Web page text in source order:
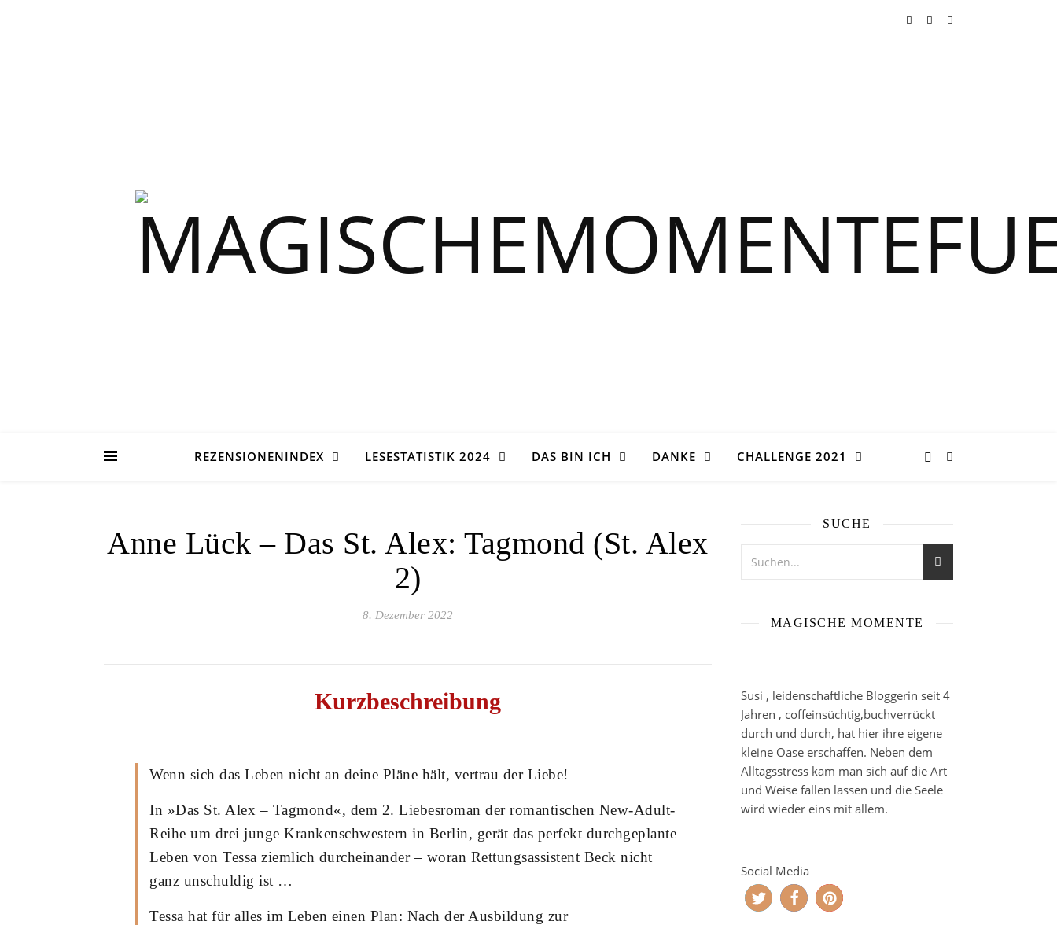
REZENSIONENINDEX LESESTATISTIK 2024 DAS BIN ICH DANKE CHALLENGE 2021
Anne Lück – Das St. Alex: Tagmond (St. Alex
2)
8. Dezember 2022
Kurzbeschreibung
Wenn sich das Leben nicht an deine Pläne hält, vertrau der Liebe!
In »Das St. Alex – Tagmond«, dem 2. Liebesroman der romantischen New-Adult-
Reihe um drei junge Krankenschwestern in Berlin, gerät das perfekt durchgeplante
Leben von Tessa ziemlich durcheinander – woran Rettungsassistent Beck nicht
ganz unschuldig ist …
Tessa hat für alles im Leben einen Plan: Nach der Ausbildung zur
SUCHE
MAGISCHE MOMENTE
Susi , leidenschaftliche Bloggerin seit 4
Jahren , coffeinsüchtig,buchverrückt
durch und durch, hat hier ihre eigene
kleine Oase erschaffen. Neben dem
Alltagsstress kam man sich auf die Art
und Weise fallen lassen und die Seele
wird wieder eins mit allem.
Social Media